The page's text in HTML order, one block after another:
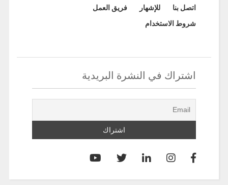
اتصل بنا للإشهار
فريق العمل
شروط الاستخدام
اشتراك في النشرة البريدية